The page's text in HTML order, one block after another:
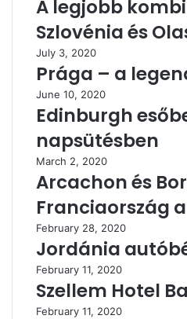
A legjobb
Szlovénia és
July 3, 2020
Prága – a
June 10, 2020
Edinburgh
napsütésben
March 2, 2020
Arcachon és
Franciaország
February 28, 2020
Jordánia
February 11, 2020
Szellem Hotel
February 11, 2020